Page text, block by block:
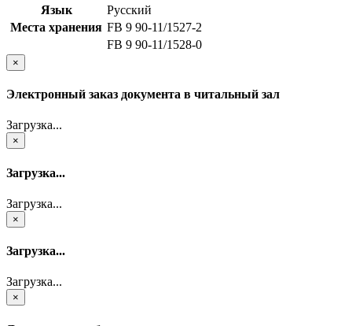
Язык
Русский
Места хранения FB 9 90-11/1527-2
FB 9 90-11/1528-0
×
Электронный заказ документа в читальный зал
Загрузка...
×
Загрузка...
Загрузка...
×
Загрузка...
Загрузка...
×